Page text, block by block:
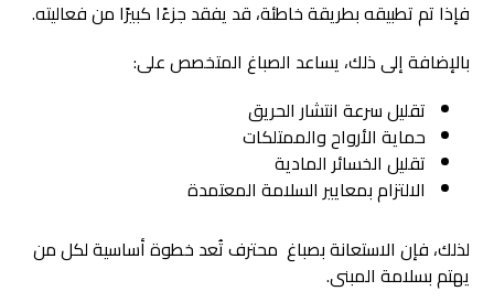
فإذا تم تطبيقه بطريقة خاطئة، قد يفقد جزءًا كبيرًا من فعاليته.
بالإضافة إلى ذلك، يساعد الصباغ المتخصص على:
تقليل سرعة انتشار الحريق
حماية الأرواح والممتلكات
تقليل الخسائر المادية
الالتزام بمعايير السلامة المعتمدة
لذلك، فإن الاستعانة بصباغ محترف تُعد خطوة أساسية لكل من
يهتم بسلامة المبنى.